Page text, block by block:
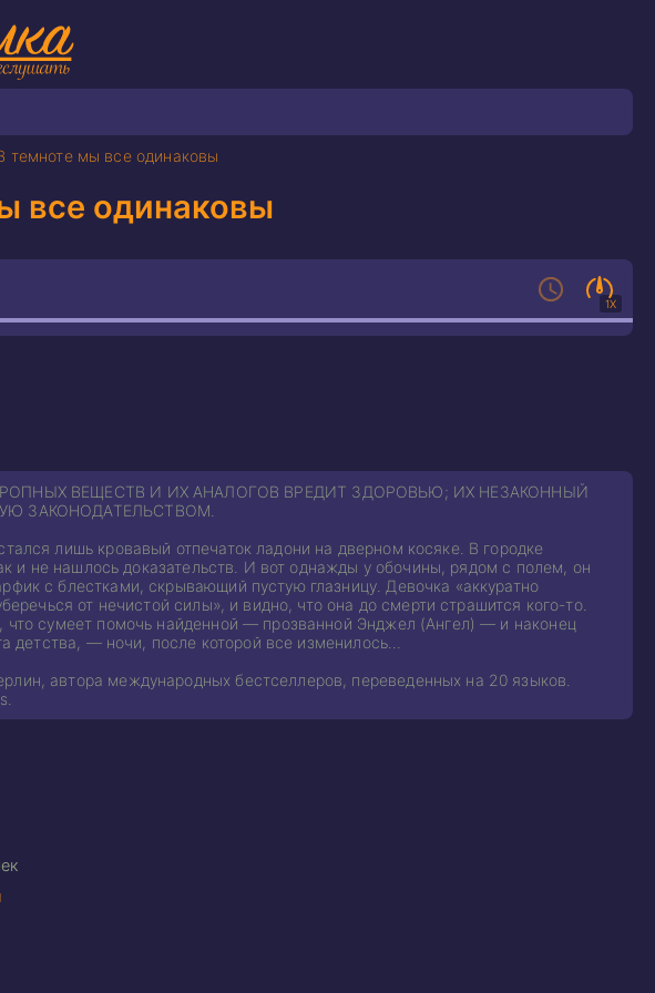
темноте мы все одинаковы
все одинаковы
1X
ВЕЩЕСТВ И ИХ АНАЛОГОВ ВРЕДИТ ЗДОРОВЬЮ; ИХ НЕЗАКОННЫЙ
ЗАКОНОДАТЕЛЬСТВОМ.
лишь кровавый отпечаток ладони на дверном косяке. В городке
и не нашлось доказательств. И вот однажды у обочины, рядом с полем, он
с блестками, скрывающий пустую глазницу. Девочка «аккуратно
от нечистой силы», и видно, что она до смерти страшится кого-то.
сумеет помочь найденной — прозванной Энджел (Ангел) — и наконец
детства, — ночи, после которой все изменилось…
автора международных бестселлеров, переведенных на 20 языков.